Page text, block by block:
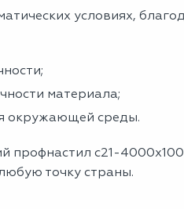
условиях,
материала;
окружающей среды.
профнастил с21-
точку страны.